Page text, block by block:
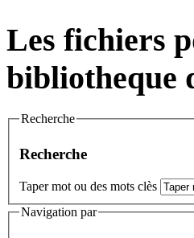
Les fichiers
bibliotheque
Recherche
Recherche
Taper mot ou des mots clès
Navigation par